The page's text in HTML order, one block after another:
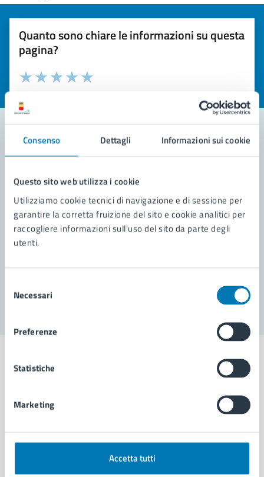
Consenso Dettagli Informazioni sui cookie
Questo sito web utilizza i cookie
Utilizziamo cookie tecnici di navigazione e di sessione per
garantire la corretta fruizione del sito e cookie analitici per
raccogliere informazioni sull'uso del sito da parte degli
utenti.
delNecessari
Preferenze
Statistiche
Marketing
Accetta tutti
Quanto sono chiare le informazioni su questa
pagina?
Valuta la chiarezza delle informazioni (da 1 a 5 stelle)
Seleziona il numero di stelle per valutare la chiarezza delle
Contatta il comune
Leggi le domande frequenti
Richiedi assistenza
Prenota appuntamento
Comune di Napoli